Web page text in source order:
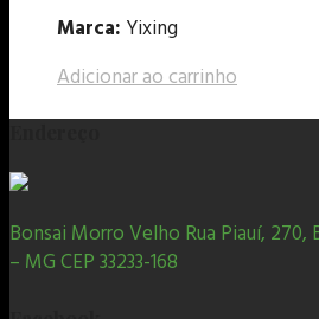
Marca: Yixing
Adicionar ao carrinho
Bonsai Morro Velho Rua Piauí, 270,
– MG CEP 33233-168